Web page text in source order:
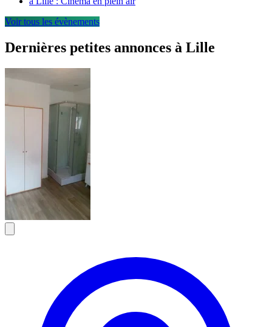
Voir tous les évènements
Dernières petites annonces à Lille